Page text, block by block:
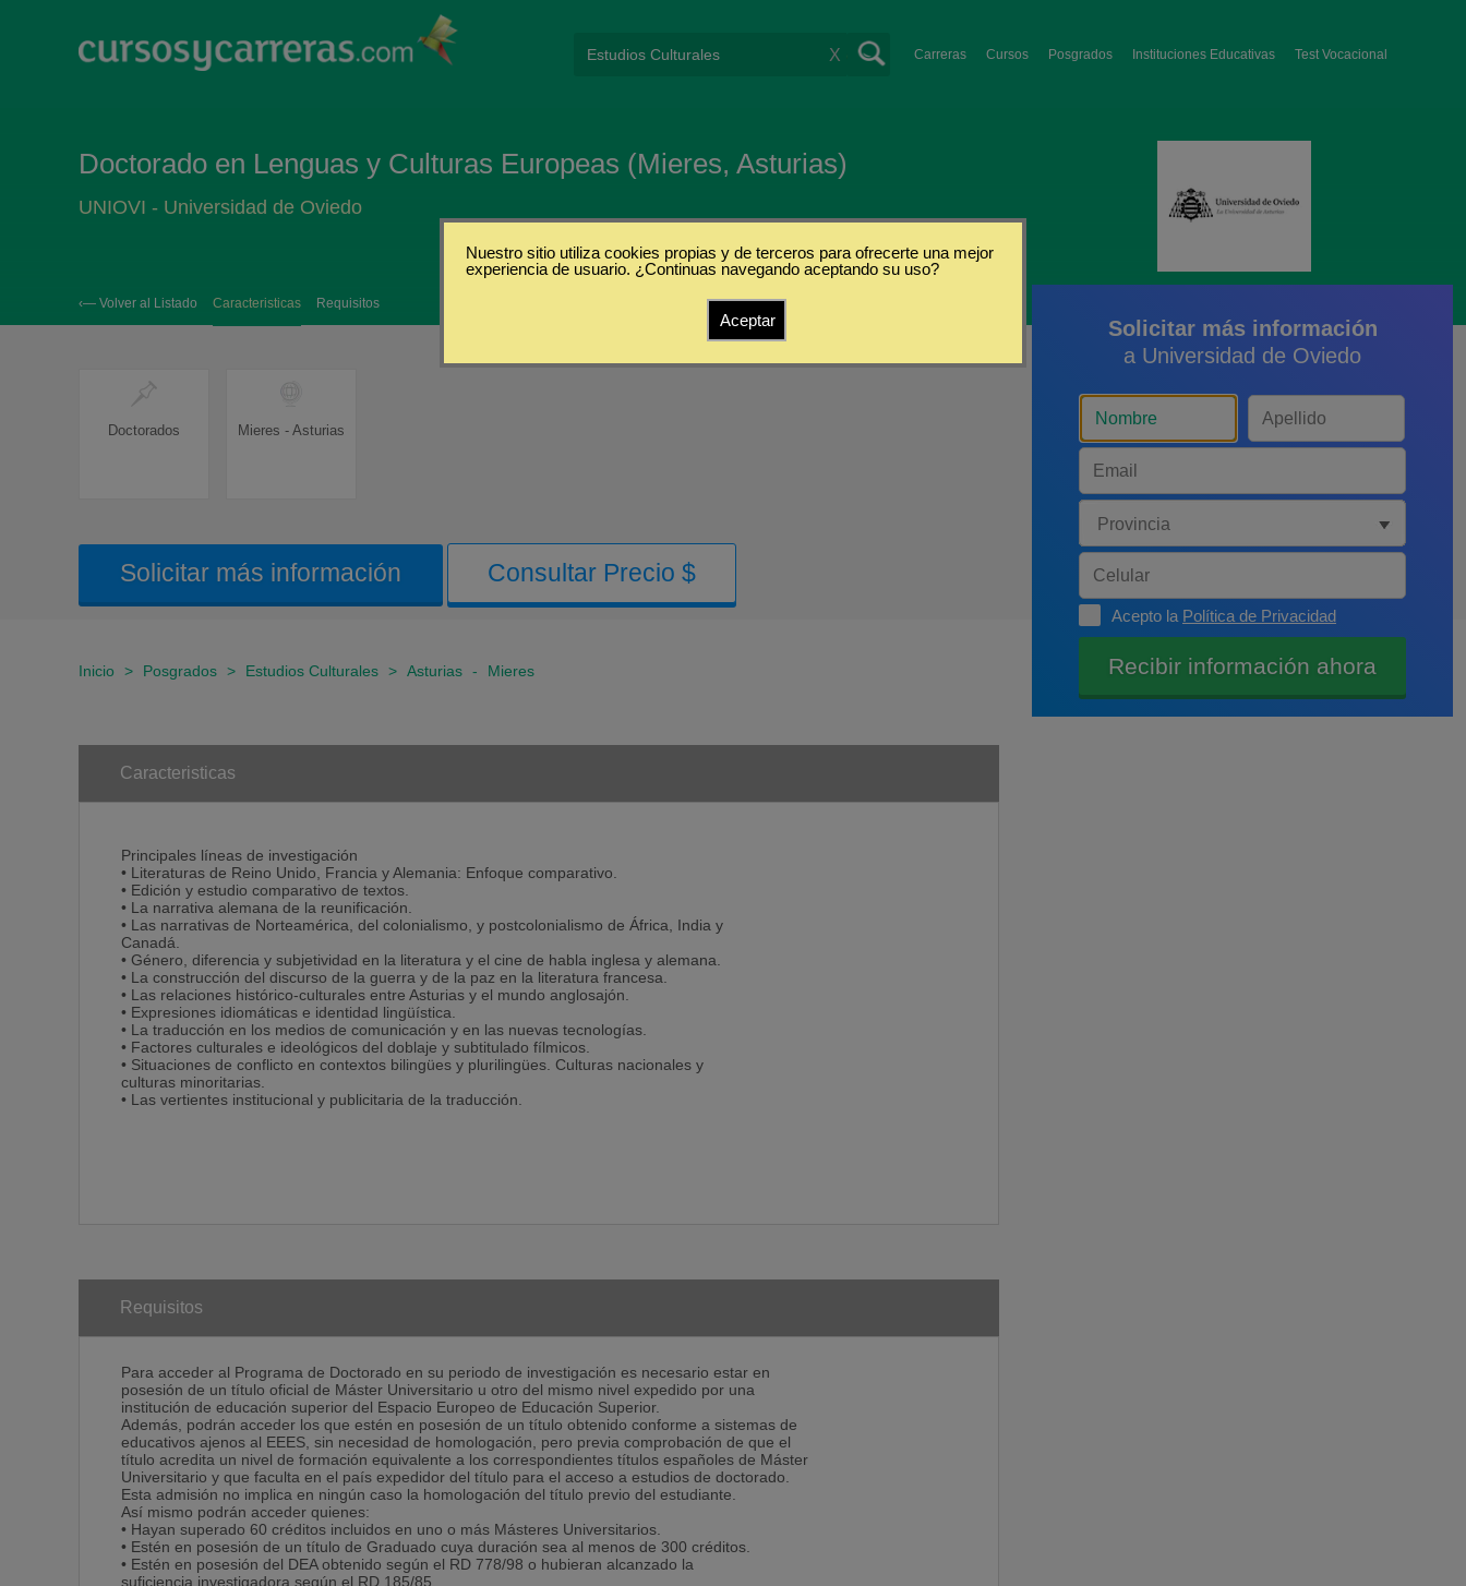
Carreras Cursos Posgrados Instituciones Educativas Test Vocacional
X
Doctorado en Lenguas y Culturas Europeas (Mieres, Asturias)
UNIOVI - Universidad de Oviedo
‹— Volver al Listado Caracteristicas Requisitos
Doctorados Mieres - Asturias
Solicitar más información Consultar Precio $
Inicio > Posgrados > Estudios Culturales > Asturias - Mieres
Caracteristicas
Principales líneas de investigación
• Literaturas de Reino Unido, Francia y Alemania: Enfoque comparativo.
• Edición y estudio comparativo de textos.
• La narrativa alemana de la reunificación.
• Las narrativas de Norteamérica, del colonialismo, y postcolonialismo de África, India y
Canadá.
• Género, diferencia y subjetividad en la literatura y el cine de habla inglesa y alemana.
• La construcción del discurso de la guerra y de la paz en la literatura francesa.
• Las relaciones histórico-culturales entre Asturias y el mundo anglosajón.
• Expresiones idiomáticas e identidad lingüística.
• La traducción en los medios de comunicación y en las nuevas tecnologías.
• Factores culturales e ideológicos del doblaje y subtitulado fílmicos.
• Situaciones de conflicto en contextos bilingües y plurilingües. Culturas nacionales y
culturas minoritarias.
• Las vertientes institucional y publicitaria de la traducción.
Requisitos
Para acceder al Programa de Doctorado en su periodo de investigación es necesario estar en
posesión de un título oficial de Máster Universitario u otro del mismo nivel expedido por una
institución de educación superior del Espacio Europeo de Educación Superior.
Además, podrán acceder los que estén en posesión de un título obtenido conforme a sistemas de
educativos ajenos al EEES, sin necesidad de homologación, pero previa comprobación de que el
título acredita un nivel de formación equivalente a los correspondientes títulos españoles de Máster
Universitario y que faculta en el país expedidor del título para el acceso a estudios de doctorado.
Esta admisión no implica en ningún caso la homologación del título previo del estudiante.
Así mismo podrán acceder quienes:
• Hayan superado 60 créditos incluidos en uno o más Másteres Universitarios.
• Estén en posesión de un título de Graduado cuya duración sea al menos de 300 créditos.
• Estén en posesión del DEA obtenido según el RD 778/98 o hubieran alcanzado la
suficiencia investigadora según el RD 185/85.
Solicitar más información
a Universidad de Oviedo
Acepto la Política de Privacidad
Nuestro sitio utiliza cookies propias y de terceros para ofrecerte una mejor
experiencia de usuario. ¿Continuas navegando aceptando su uso?
Aceptar